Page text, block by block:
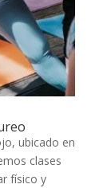
ubicado en
clases
físico y